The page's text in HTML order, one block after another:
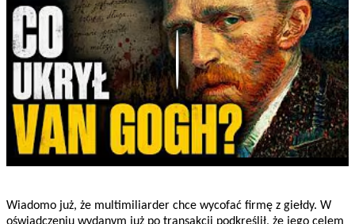
Play
Wiadomo już, że multimiliarder chce wycofać firmę z giełdy. W